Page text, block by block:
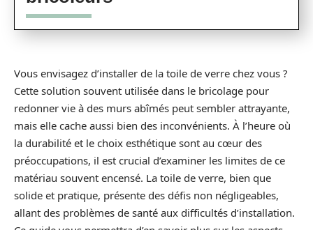
Vous envisagez d’installer de la toile de verre chez vous ?
Cette solution souvent utilisée dans le bricolage pour
redonner vie à des murs abîmés peut sembler attrayante,
mais elle cache aussi bien des inconvénients. À l’heure où
la durabilité et le choix esthétique sont au cœur des
préoccupations, il est crucial d’examiner les limites de ce
matériau souvent encensé. La toile de verre, bien que
solide et pratique, présente des défis non négligeables,
allant des problèmes de santé aux difficultés d’installation.